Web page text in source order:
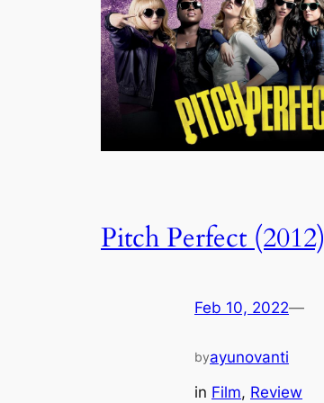
Pitch Perfect (2012)
Feb 10, 2022—
byayunovanti
in Film, Review